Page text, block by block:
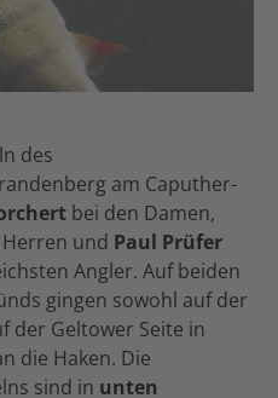
des
am Caputher-
bei den Damen,
und Paul Prüfer
Angler. Auf beiden
gingen sowohl auf der
der Geltower Seite in
die Haken. Die
sind in unten